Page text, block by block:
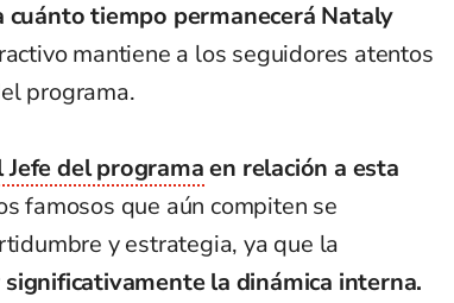
cuánto tiempo permanecerá Nataly
mantiene a los seguidores atentos
programa.
del programaen relación a esta
famosos que aún compiten se
y estrategia, ya que la
la dinámica interna.